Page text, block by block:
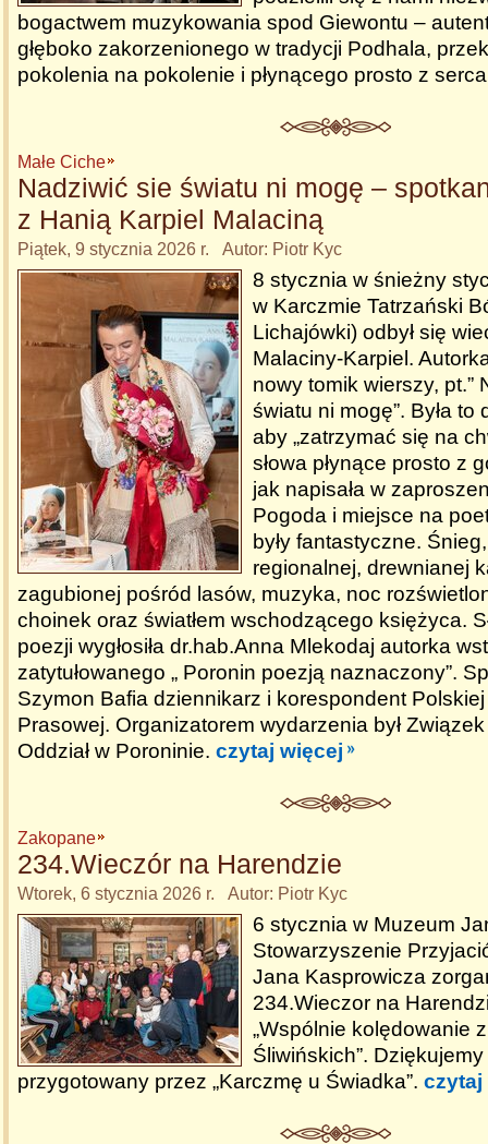
bogactwem muzykowania spod Giewontu –
głęboko zakorzenionego w tradycji Podhala,
pokolenia na pokolenie i płynącego prosto z
Małe Ciche
Nadziwić sie światu ni mogę –
z Hanią Karpiel Malaciną
Piątek, 9 stycznia 2026 r. Autor: Piotr Kyc
8 stycznia w śnieżny
w Karczmie Tatrzański
Lichajówki) odbył się
Malaciny-Karpiel.
nowy tomik wierszy, pt.”
światu ni mogę”. Była to
aby „zatrzymać się na
słowa płynące prosto z
jak napisała w
Pogoda i miejsce na
były fantastyczne.
regionalnej, drewnianej
zagubionej pośród lasów, muzyka, noc
choinek oraz światłem wschodzącego księżyca.
poezji wygłosiła dr.hab.Anna Mlekodaj autorka
zatytułowanego „ Poronin poezją naznaczony”.
Szymon Bafia dziennikarz i korespondent
Prasowej. Organizatorem wydarzenia był
Oddział w Poroninie. czytaj więcej
Zakopane
234.Wieczór na Harendzie
Wtorek, 6 stycznia 2026 r. Autor: Piotr Kyc
6 stycznia w Muzeum
Stowarzyszenie
Jana Kasprowicza
234.Wieczor na
„Wspólnie kolędowanie
Śliwińskich”.
przygotowany przez „Karczmę u Świadka”. czytaj